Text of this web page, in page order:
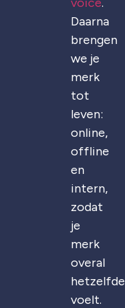
Daarna
brengen
we je
merk
tot
leven:
online,
offline
en
intern,
zodat
je
merk
overal
hetzelfde
voelt.